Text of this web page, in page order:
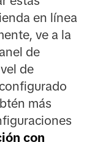
en línea
ve a la
de
de
más
con